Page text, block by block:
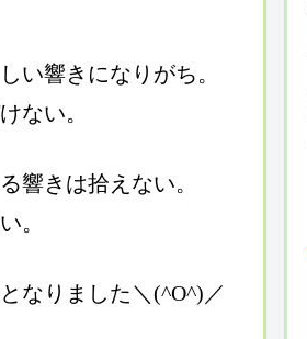
い響きになりがち。
ない。
響きは拾えない。
。
なりました＼(^O^)／